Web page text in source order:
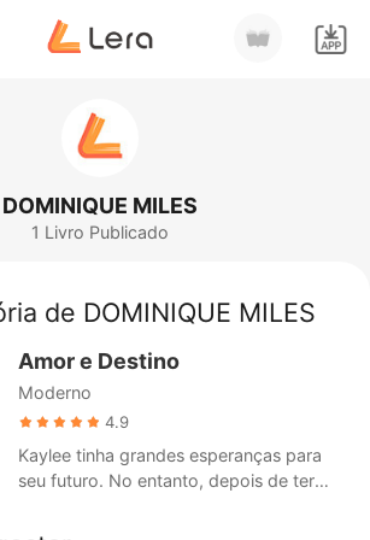
DOMINIQUE MILES
1 Livro Publicado
de DOMINIQUE MILES
Amor e Destino
Moderno
4.9
Kaylee tinha grandes esperanças para
seu futuro. No entanto, depois de ter